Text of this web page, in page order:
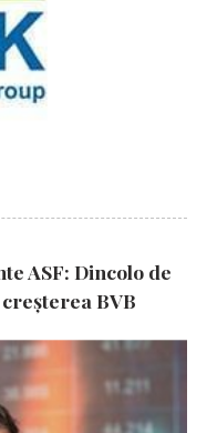
ASF: Dincolo de
BVB